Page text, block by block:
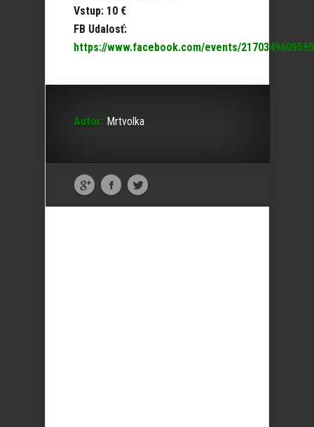
Vstup: 10 €
FB Udalosť:
https://www.facebook.com/events/
Autor: Mrtvolka